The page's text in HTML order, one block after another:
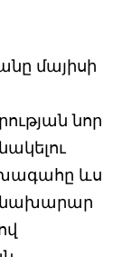
մայիսի
նոր
ևս